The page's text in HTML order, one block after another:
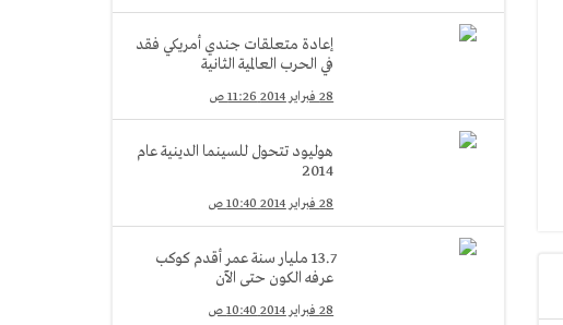
إعادة متعلقات جندي أمريكي فقد
في الحرب العالمية الثانية
28 فبراير 2014 11:26 ص
هوليود تتحول للسينما الدينية عام
2014
28 فبراير 2014 10:40 ص
13.7 مليار سنة عمر أقدم كوكب
عرفه الكون حتى الآن
28 فبراير 2014 10:40 ص